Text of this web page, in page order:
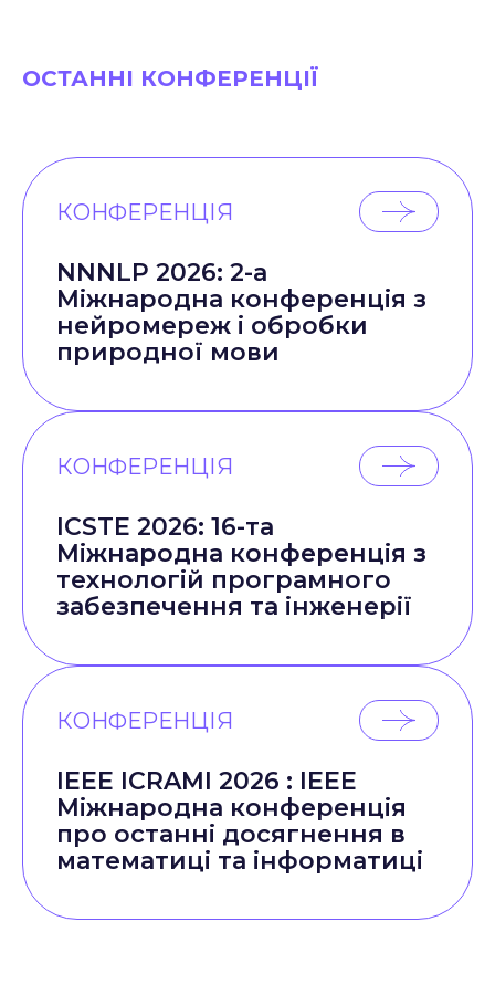
ОСТАННІ КОНФЕРЕНЦІЇ
КОНФЕРЕНЦІЯ
NNNLP 2026: 2-а
Міжнародна конференція з
нейромереж і обробки
природної мови
КОНФЕРЕНЦІЯ
ICSTE 2026: 16-та
Міжнародна конференція з
технологій програмного
забезпечення та інженерії
КОНФЕРЕНЦІЯ
IEEE ICRAMI 2026 : IEEE
Міжнародна конференція
про останні досягнення в
математиці та інформатиці